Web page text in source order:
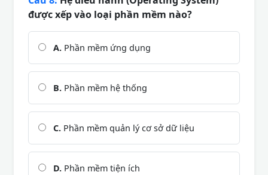
được xếp vào loại phần mềm nào?
A. Phần mềm ứng dụng
B. Phần mềm hệ thống
C. Phần mềm quản lý cơ sở dữ liệu
D. Phần mềm tiện ích